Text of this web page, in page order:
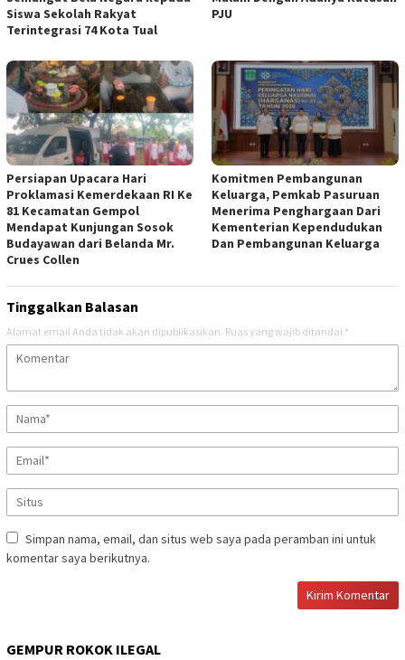
Siswa Sekolah Rakyat
Terintegrasi 74 Kota Tual
PJU
Persiapan Upacara Hari
Proklamasi Kemerdekaan RI Ke
81 Kecamatan Gempol
Mendapat Kunjungan Sosok
Budayawan dari Belanda Mr.
Crues Collen
Komitmen Pembangunan
Keluarga, Pemkab Pasuruan
Menerima Penghargaan Dari
Kementerian Kependudukan
Dan Pembangunan Keluarga
Tinggalkan Balasan
Alamat email Anda tidak akan dipublikasikan. Ruas yang wajib ditandai *
Simpan nama, email, dan situs web saya pada peramban ini untuk
komentar saya berikutnya.
GEMPUR ROKOK ILEGAL